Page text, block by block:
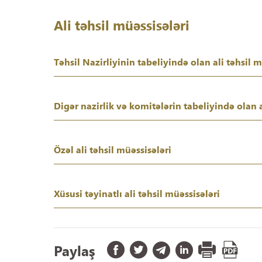
Ali təhsil müəssisələri
Təhsil Nazirliyinin tabeliyində olan ali təhsil
Digər nazirlik və komitələrin tabeliyində olan
Özəl ali təhsil müəssisələri
Xüsusi təyinatlı ali təhsil müəssisələri
Paylaş